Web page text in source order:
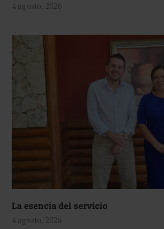
4 agosto, 2026
La esencia del servicio
4 agosto, 2026